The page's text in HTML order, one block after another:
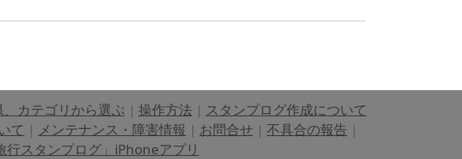
カテゴリから選ぶ | 操作方法| スタンプログ作成について
て | メンテナンス・障害情報 | お問合せ | 不具合の報告 |
行スタンプログ」iPhoneアプリ